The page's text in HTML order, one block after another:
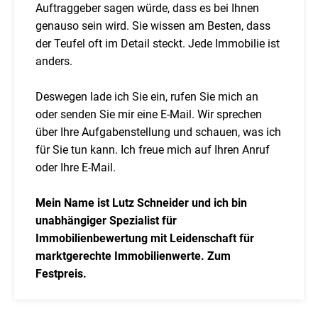
Auftraggeber sagen würde, dass es bei Ihnen
genauso sein wird. Sie wissen am Besten, dass
der Teufel oft im Detail steckt. Jede Immobilie ist
anders.
Deswegen lade ich Sie ein, rufen Sie mich an
oder senden Sie mir eine E-Mail. Wir sprechen
über Ihre Aufgabenstellung und schauen, was ich
für Sie tun kann. Ich freue mich auf Ihren Anruf
oder Ihre E-Mail.
Mein Name ist Lutz Schneider und ich bin
unabhängiger Spezialist für
Immobilienbewertung mit Leidenschaft für
marktgerechte Immobilienwerte. Zum
Festpreis.